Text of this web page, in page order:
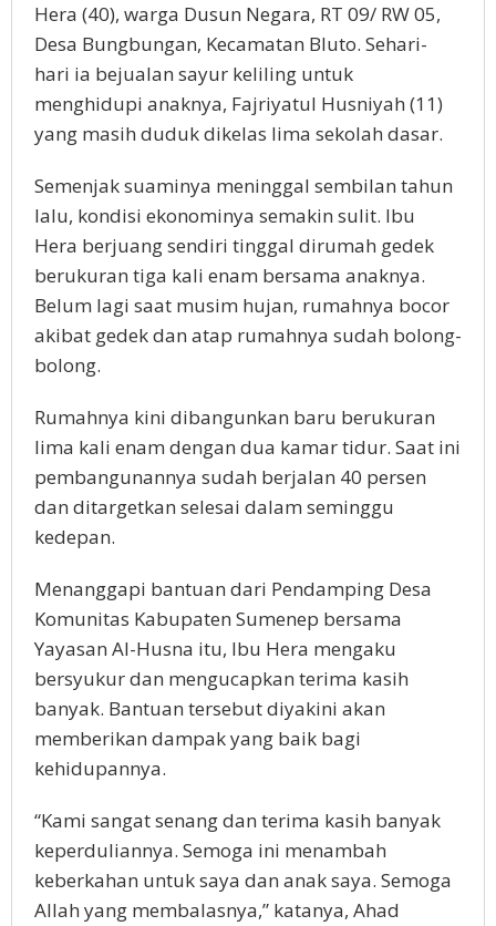
Hera (40), warga Dusun Negara, RT 09/ RW 05,
Desa Bungbungan, Kecamatan Bluto. Sehari-
hari ia bejualan sayur keliling untuk
menghidupi anaknya, Fajriyatul Husniyah (11)
yang masih duduk dikelas lima sekolah dasar.
Semenjak suaminya meninggal sembilan tahun
lalu, kondisi ekonominya semakin sulit. Ibu
Hera berjuang sendiri tinggal dirumah gedek
berukuran tiga kali enam bersama anaknya.
Belum lagi saat musim hujan, rumahnya bocor
akibat gedek dan atap rumahnya sudah bolong-
bolong.
Rumahnya kini dibangunkan baru berukuran
lima kali enam dengan dua kamar tidur. Saat ini
pembangunannya sudah berjalan 40 persen
dan ditargetkan selesai dalam seminggu
kedepan.
Menanggapi bantuan dari Pendamping Desa
Komunitas Kabupaten Sumenep bersama
Yayasan Al-Husna itu, Ibu Hera mengaku
bersyukur dan mengucapkan terima kasih
banyak. Bantuan tersebut diyakini akan
memberikan dampak yang baik bagi
kehidupannya.
“Kami sangat senang dan terima kasih banyak
keperduliannya. Semoga ini menambah
keberkahan untuk saya dan anak saya. Semoga
Allah yang membalasnya,” katanya, Ahad